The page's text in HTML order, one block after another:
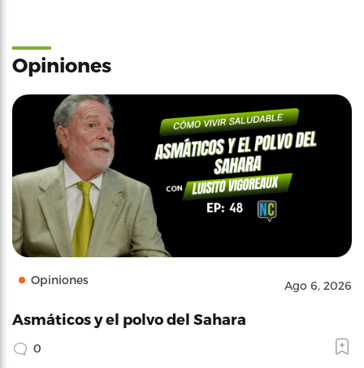
Opiniones
Opiniones Ago 6, 2026
Asmáticos y el polvo del Sahara
0